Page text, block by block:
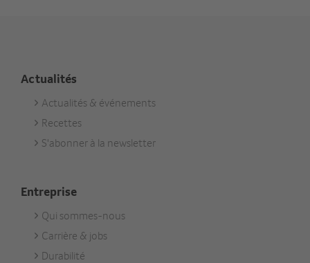
Actualités
Footer
Aktuell
Actualités & événements
Recettes
S'abonner à la newsletter
Entreprise
Footer
Unternehmen
Qui sommes-nous
Carrière & jobs
Durabilité